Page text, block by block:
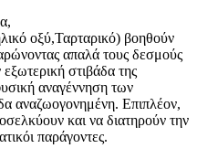
οξύ,Ταρταρικό) βοηθούν
απαλά τους δεσμούς
στιβάδα της
αναγέννηση των
αναζωογονημένη. Επιπλέον,
και να διατηρούν την
παράγοντες.